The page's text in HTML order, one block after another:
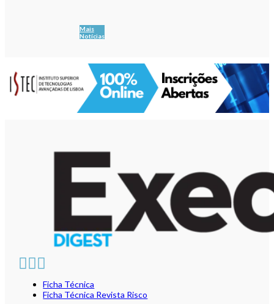
Mais
Notícias
Ficha Técnica
Ficha Técnica Revista Risco